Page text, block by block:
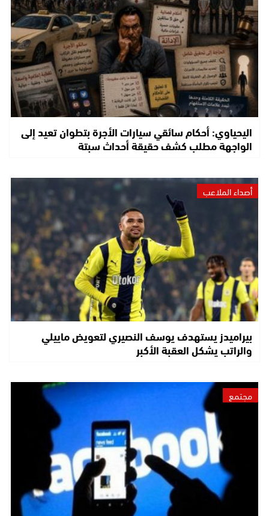
اليحياوي: أحكام سائقي سيارات الأجرة بتطوان تعيد إلى
الواجهة مطلب كشف حقيقة أحداث سبتة
أصداء الملاعب
بيراميدز يستهدف يوسف النصيري لتعويض ماييلي
والراتب يشكل العقبة الأكبر
مجتمع